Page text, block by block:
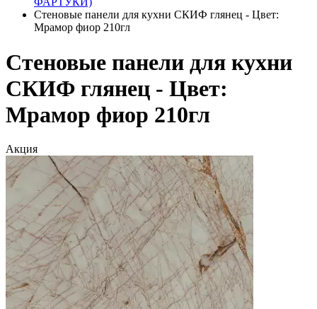
Стеновые панели для кухни СКИФ глянец - Цвет:
Мрамор фиор 210гл
Стеновые панели для кухни
СКИФ глянец - Цвет:
Мрамор фиор 210гл
Акция